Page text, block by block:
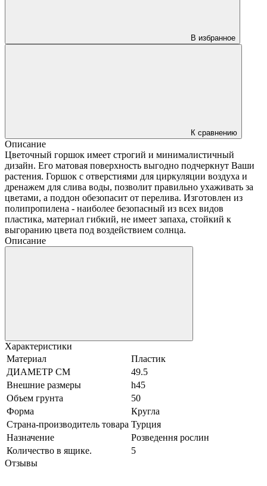
В избранное
К сравнению
Описание
Цветочный горшок имеет строгий и минималистичный
дизайн. Его матовая поверхность выгодно подчеркнут Ваши
растения. Горшок с отверстиями для циркуляции воздуха и
дренажем для слива воды, позволит правильно ухаживать за
цветами, а поддон обезопасит от перелива. Изготовлен из
полипропилена - наиболее безопасный из всех видов
пластика, материал гибкий, не имеет запаха, стойкий к
выгоранию цвета под воздействием солнца.
Описание
Характеристики
Материал
Пластик
ДИАМЕТР СМ
49.5
Внешние размеры
h45
Объем грунта
50
Форма
Кругла
Страна-производитель товара Турция
Назначение
Розведення рослин
Количество в ящике.
5
Отзывы